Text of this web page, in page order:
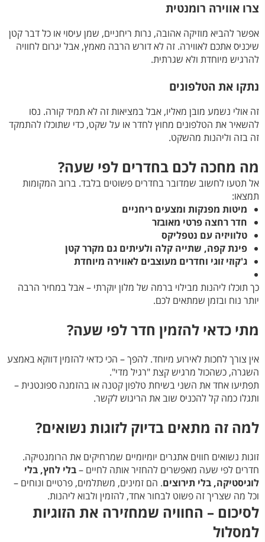
צרו אווירה רומנטית
אפשר להביא מוזיקה אהובה, נרות ריחניים, שמן עיסוי או כל דבר קטן
שיכניס אתכם לאווירה. זה לא דורש הרבה מאמץ, אבל יגרום לחוויה
להרגיש מיוחדת ולא שגרתית.
נתקו את הטלפונים
זה אולי נשמע מובן מאליו, אבל במציאות זה לא תמיד קורה. נסו
להשאיר את הטלפונים מחוץ לחדר או על שקט, כדי שתוכלו להתמקד
זה בזה וליהנות מהשקט.
מה מחכה לכם בחדרים לפי שעה?
אל תטעו לחשוב שמדובר בחדרים פשוטים בלבד. ברוב המקומות
תמצאו:
מיטות מפנקות ומצעים ריחניים
חדר רחצה פרטי מאובזר
טלוויזיה עם נטפליקס
פינת קפה, שתייה קלה ולעיתים גם מקרר קטן
ג'קוזי זוגי וחדרים מעוצבים לאווירה מיוחדת
כך תוכלו ליהנות מבילוי ברמה של מלון יוקרתי – אבל במחיר הרבה
יותר נוח ובזמן שמתאים לכם.
מתי כדאי להזמין חדר לפי שעה?
אין צורך לחכות לאירוע מיוחד. להפך – הכי כדאי להזמין דווקא באמצע
השגרה, כשהכול מרגיש קצת "רגיל מדי".
תפתיעו אחד את השני בשיחת טלפון קטנה או בהזמנה ספונטנית –
ותגלו כמה קל להכניס שוב את הריגוש לקשר.
למה זה מתאים בדיוק לזוגות נשואים?
זוגות נשואים חווים אתגרים יומיומיים שמרחיקים את הרומנטיקה.
חדרים לפי שעה מאפשרים להחזיר אותה לחיים –בלי לחץ, בלי
לוגיסטיקה, בלי תירוצים. הם זמינים, משתלמים, פרטיים ונוחים –
וכל מה שצריך זה פשוט לבחור אחד, להזמין ולבוא ליהנות.
לסיכום – החוויה שמחזירה את הזוגיות
למסלול